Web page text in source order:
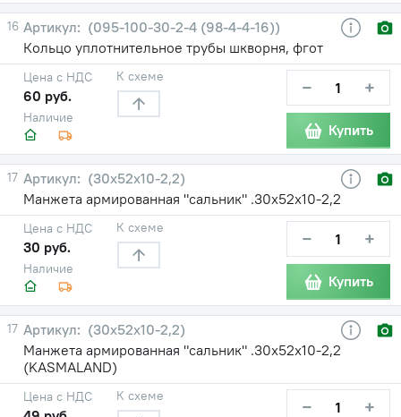
16
(095-100-30-2-4 (98-4-4-16))
Кольцо уплотнительное трубы шкворня, фгот
Наличие
Цена с НДС
60 руб.
К схеме − +
Купить
17
(30х52х10-2,2)
Манжета армированная "сальник" .30х52х10-2,2
Наличие
Цена с НДС
30 руб.
К схеме − +
Купить
17
(30х52х10-2,2)
Манжета армированная "сальник" .30х52х10-2,2
(KASMALAND)
Цена с НДС К схеме − +